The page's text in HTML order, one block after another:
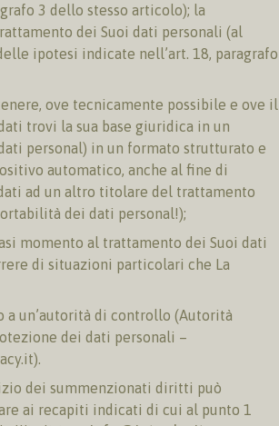
3 dello stesso articolo); la
dei Suoi dati personali (al
ipotesi indicate nell’art. 18, paragrafo
ove tecnicamente possibile e ove il
trovi la sua base giuridica in un
personal) in un formato strutturato e
automatico, anche al fine di
ad un altro titolare del trattamento
dei dati personal!);
momento al trattamento dei Suoi dati
di situazioni particolari che La
a un’autorità di controllo (Autorità
dei dati personali –
dei summenzionati diritti può
ai recapiti indicati di cui al punto 1